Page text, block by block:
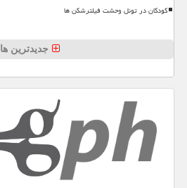
کودکان در تونل وحشت فیلترشکن ها
جدیدترین ها